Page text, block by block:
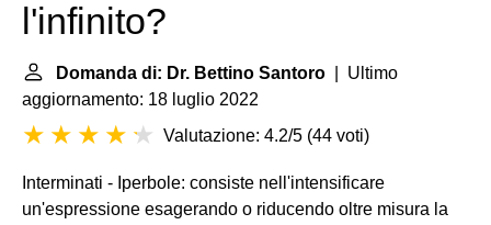
l'infinito?
Domanda di: Dr. Bettino Santoro | Ultimo
aggiornamento: 18 luglio 2022
Valutazione: 4.2/5 (44 voti)
Interminati - Iperbole: consiste nell'intensificare
un'espressione esagerando o riducendo oltre misura la